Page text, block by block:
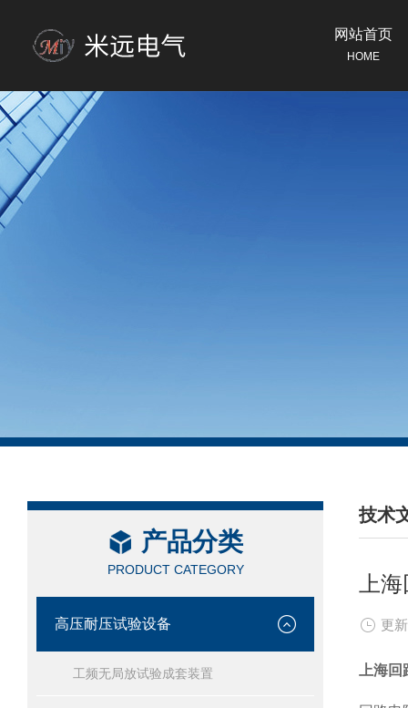
网站首页
HOME
产品分类
PRODUCT CATEGORY
高压耐压试验设备
工频无局放试验成套装置
技术
/
上
更
上海